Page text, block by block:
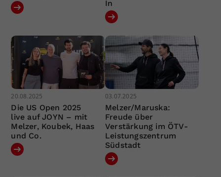
In
20.08.2025
Die US Open 2025
live auf JOYN – mit
Melzer, Koubek, Haas
und Co.
03.07.2025
Melzer/Maruska:
Freude über
Verstärkung im ÖTV-
Leistungszentrum
Südstadt